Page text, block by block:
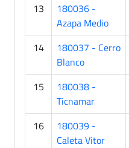
13
180036 -
Azapa Medio
14
180037 - Cerro
Blanco
15
180038 -
Ticnamar
16
180039 -
Caleta Vitor